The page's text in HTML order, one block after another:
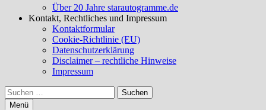
Über 20 Jahre starautogramme.de
Kontakt, Rechtliches und Impressum
Kontaktformular
Cookie-Richtlinie (EU)
Datenschutzerklärung
Disclaimer – rechtliche Hinweise
Impressum
Suchen
nach:
Menü